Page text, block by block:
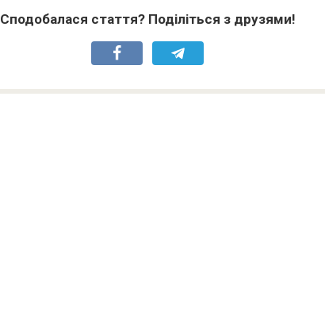
Сподобалася стаття? Поділіться з друзями!